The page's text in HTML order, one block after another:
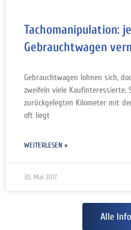
Tachomanipulation:
Gebrauchtwagen
Gebrauchtwagen lohnen sich,
zweifeln viele Kaufinteressierte.
zurückgelegten Kilometer mit
oft liegt
WEITERLESEN »
30. Mai 2017
Alle